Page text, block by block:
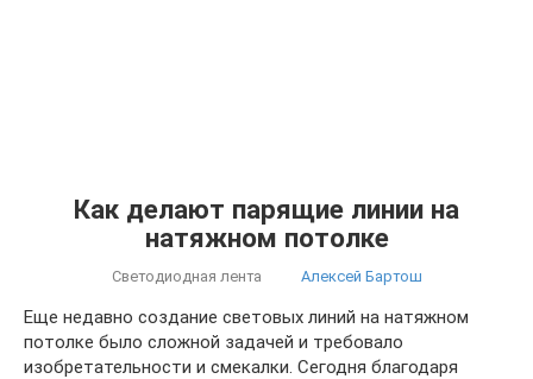
Как делают парящие линии на
натяжном потолке
Светодиодная лента Алексей Бартош
Еще недавно создание световых линий на натяжном
потолке было сложной задачей и требовало
изобретательности и смекалки. Сегодня благодаря